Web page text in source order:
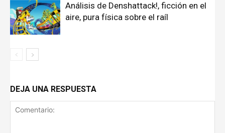
Análisis de Denshattack!, ficción en el
aire, pura física sobre el raíl
DEJA UNA RESPUESTA